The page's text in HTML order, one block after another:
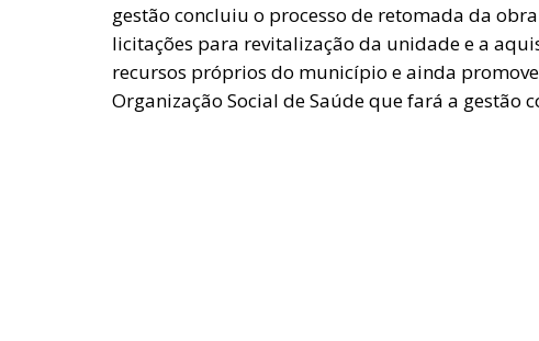
gestão concluiu o processo de retomada da
licitações para revitalização da unidade e a
recursos próprios do município e ainda
Organização Social de Saúde que fará a